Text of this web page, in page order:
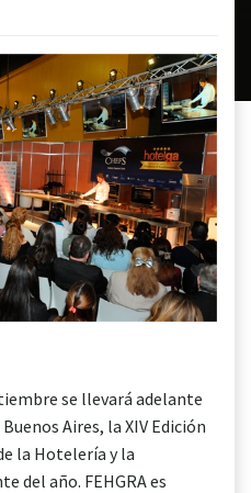
se llevará adelante
Aires, la XIV Edición
la Hotelería y la
del año. FEHGRA es